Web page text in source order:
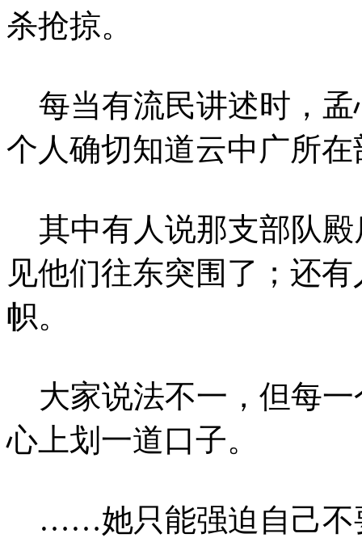
杀抢掠。
每当有流民讲述时，孟
个人确切知道云中广所
其中有人说那支部队殿
见他们往东突围了；还
帜。
大家说法不一，但每一
心上划一道口子。
……她只能强迫自己不